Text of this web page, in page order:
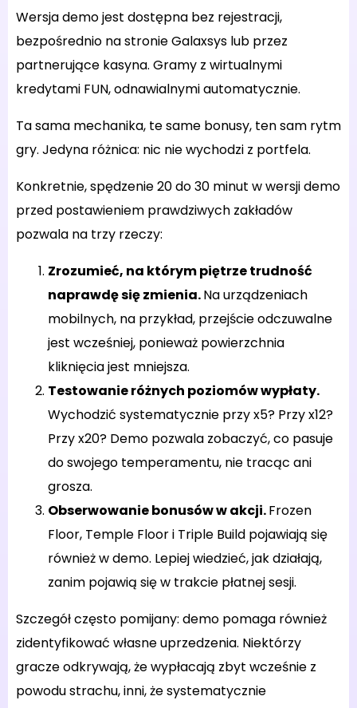
Wersja demo jest dostępna bez rejestracji,
bezpośrednio na stronie Galaxsys lub przez
partnerujące kasyna. Gramy z wirtualnymi
kredytami FUN, odnawialnymi automatycznie.
Ta sama mechanika, te same bonusy, ten sam rytm
gry. Jedyna różnica: nic nie wychodzi z portfela.
Konkretnie, spędzenie 20 do 30 minut w wersji demo
przed postawieniem prawdziwych zakładów
pozwala na trzy rzeczy:
Zrozumieć, na którym piętrze trudność
naprawdę się zmienia.Na urządzeniach
mobilnych, na przykład, przejście odczuwalne
jest wcześniej, ponieważ powierzchnia
kliknięcia jest mniejsza.
Testowanie różnych poziomów wypłaty.
Wychodzić systematycznie przy x5? Przy x12?
Przy x20? Demo pozwala zobaczyć, co pasuje
do swojego temperamentu, nie tracąc ani
grosza.
Obserwowanie bonusów w akcji.Frozen
Floor, Temple Floor i Triple Build pojawiają się
również w demo. Lepiej wiedzieć, jak działają,
zanim pojawią się w trakcie płatnej sesji.
Szczegół często pomijany: demo pomaga również
zidentyfikować własne uprzedzenia. Niektórzy
gracze odkrywają, że wypłacają zbyt wcześnie z
powodu strachu, inni, że systematycznie